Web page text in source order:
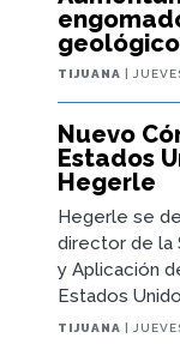
TIJUANA |
Nuevo
Estados
Hegerle
Hegerle se
director de la
y Aplicación
Estados
TIJUANA |